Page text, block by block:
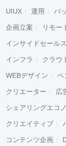
UIUX 運用 バ
企画立案 リモー
インサイドセールス
インフラ クラウ
WEBデザイン ベ
クリエーター 広
シェアリングエコ
クリエイティブ
コンテンツ企画